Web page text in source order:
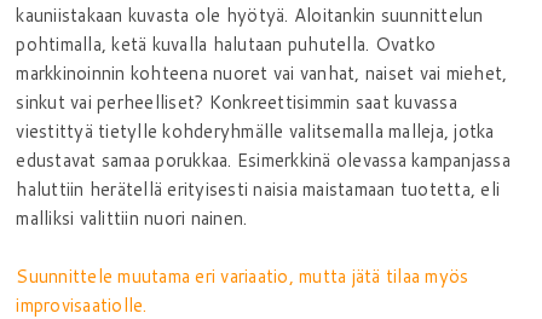
kauniistakaan kuvasta ole hyötyä. Aloitankin suunnittelun
pohtimalla, ketä kuvalla halutaan puhutella. Ovatko
markkinoinnin kohteena nuoret vai vanhat, naiset vai miehet,
sinkut vai perheelliset? Konkreettisimmin saat kuvassa
viestittyä tietylle kohderyhmälle valitsemalla malleja, jotka
edustavat samaa porukkaa. Esimerkkinä olevassa kampanjassa
haluttiin herätellä erityisesti naisia maistamaan tuotetta, eli
malliksi valittiin nuori nainen.
Suunnittele muutama eri variaatio, mutta jätä tilaa myös
improvisaatiolle.